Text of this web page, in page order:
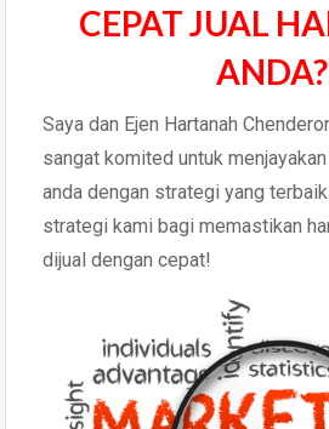
CEPAT JUAL
ANDA?
Saya dan Ejen Hartanah
sangat komited untuk
anda dengan strategi yang
strategi kami bagi memastikan
dijual dengan cepat!